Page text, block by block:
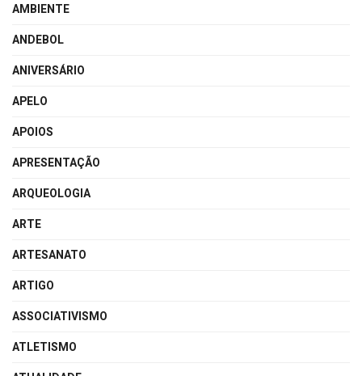
AMBIENTE
ANDEBOL
ANIVERSÁRIO
APELO
APOIOS
APRESENTAÇÃO
ARQUEOLOGIA
ARTE
ARTESANATO
ARTIGO
ASSOCIATIVISMO
ATLETISMO